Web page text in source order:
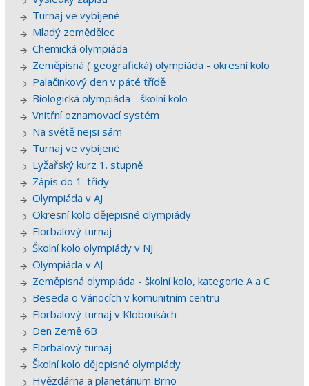
Turnaj ve vybíjené
Mladý zemědělec
Chemická olympiáda
Zeměpisná ( geografická) olympiáda - okresní kolo
Palačinkový den v páté třídě
Biologická olympiáda - školní kolo
Vnitřní oznamovací systém
Na světě nejsi sám
Turnaj ve vybíjené
Lyžařský kurz 1. stupně
Zápis do 1. třídy
Olympiáda v AJ
Okresní kolo dějepisné olympiády
Florbalový turnaj
Školní kolo olympiády v NJ
Olympiáda v AJ
Zeměpisná olympiáda - školní kolo, kategorie A a C
Beseda o Vánocích v komunitním centru
Florbalový turnaj v Kloboukách
Den Země 6B
Florbalový turnaj
Školní kolo dějepisné olympiády
Hvězdárna a planetárium Brno